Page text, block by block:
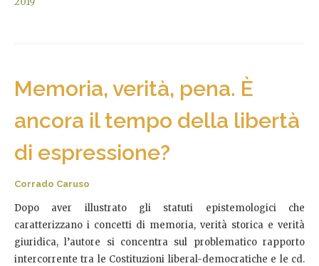
Memoria, verità, pena. È
ancora il tempo della libertà
di espressione?
Corrado Caruso
Dopo aver illustrato gli statuti epistemologici che
caratterizzano i concetti di memoria, verità storica e verità
giuridica, l’autore si concentra sul problematico rapporto
intercorrente tra le Costituzioni liberal-democratiche e le cd.